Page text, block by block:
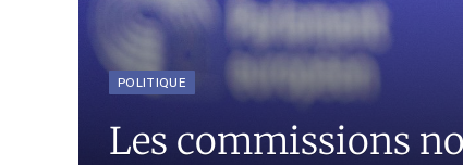
POLITIQUE
Les commissions